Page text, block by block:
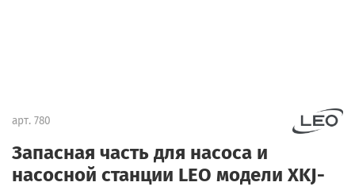
арт. 780
Запасная часть для насоса и
насосной станции LEO модели XKJ-